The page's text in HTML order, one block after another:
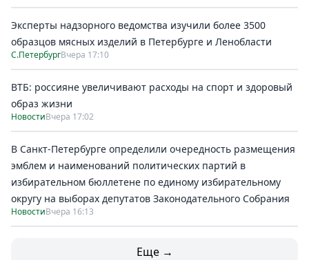
Эксперты надзорного ведомства изучили более 3500
образцов мясных изделий в Петербурге и Ленобласти
С.ПетербургВчера 17:10
ВТБ: россияне увеличивают расходы на спорт и здоровый
образ жизни
НовостиВчера 17:02
В Санкт-Петербурге определили очередность размещения
эмблем и наименований политических партий в
избирательном бюллетене по единому избирательному
округу на выборах депутатов Законодательного Собрания
НовостиВчера 16:13
Еще →